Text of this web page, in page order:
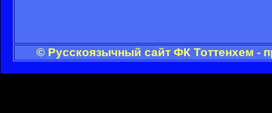
© Русскоязычный сайт ФК Тоттенхем -